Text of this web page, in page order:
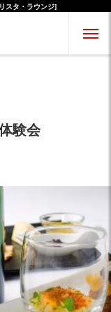
スタ・ラウンジ]
験会